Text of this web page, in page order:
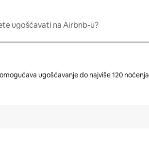
ugošćavati na Airbnb-u?
ugošćavanje do najviše 120 noćenja